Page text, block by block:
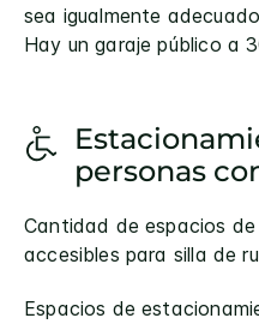
sea igualmente
Hay un garaje público a
personas
Cantidad de espacios
accesibles para silla de
Espacios de